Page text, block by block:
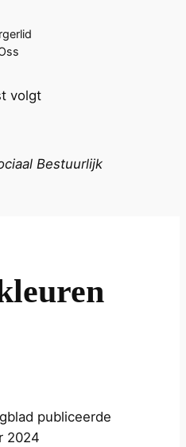
volgt
Bestuurlijk
publiceerde
2024